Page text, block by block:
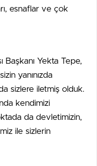
esnaflar ve çok
Başkanı Yekta Tepe,
yanınızda
sizlere iletmiş olduk.
kendimizi
da devletimizin,
ile sizlerin